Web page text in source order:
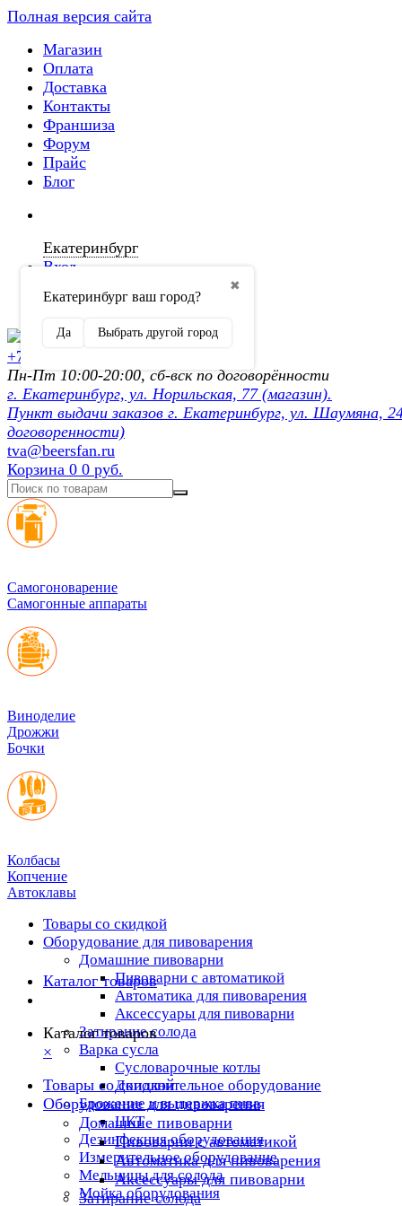
Полная версия сайта
Магазин
Оплата
Доставка
Контакты
Франшиза
Форум
Прайс
Блог
Екатеринбург
✖
Екатеринбург ваш город?
Да Выбрать другой город
Вход
Регистрация
+7 (902) 872-54-70
Пн-Пт 10:00-20:00, сб-вск по договорённости
г. Екатеринбург, ул. Норильская, 77 (магазин).
Пункт выдачи заказов г. Екатеринбург, ул. Шаумяна,
договоренности)
tva@beersfan.ru
Корзина 0 0 руб.
Cамогоноварение
Самогонные аппараты
Виноделие
Дрожжи
Бочки
Колбасы
Копчение
Автоклавы
Товары со скидкой
Оборудование для пивоварения
Домашние пивоварни
Пивоварни с автоматикой
Автоматика для пивоварения
Аксессуары для пивоварни
Затирание солода
Варка сусла
Cусловарочные котлы
Дополнительное оборудование
Брожение и выдержка пива
ЦКТ
Дезинфекция оборудования
Измерительное оборудование
Мельницы для солода
Мойка оборудования
Каталог товаров
Каталог товаров
×
Товары со скидкой
Оборудование для пивоварения
Домашние пивоварни
Пивоварни с автоматикой
Автоматика для пивоварения
Аксессуары для пивоварни
Затирание солода